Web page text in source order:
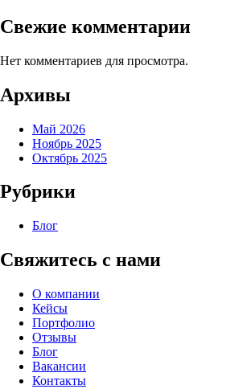
Свежие комментарии
Нет комментариев для просмотра.
Архивы
Май 2026
Ноябрь 2025
Октябрь 2025
Рубрики
Блог
Свяжитесь с нами
О компании
Кейсы
Портфолио
Отзывы
Блог
Вакансии
Контакты